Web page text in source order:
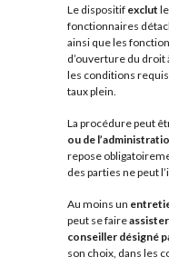
Le dispositif exclut
fonctionnaires
ainsi que les
d’ouverture du
les conditions
taux plein.
La procédure peut
ou de
repose
des parties ne peut
Au moins un
peut se faireassister
conseiller désigné
son choix, dans les